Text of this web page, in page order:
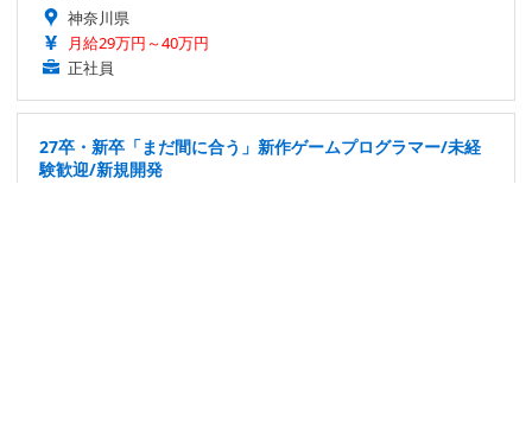
神奈川県
月給29万円～40万円
正社員
27卒・新卒「まだ間に合う」新作ゲームプログラマー/未経
験歓迎/新規開発